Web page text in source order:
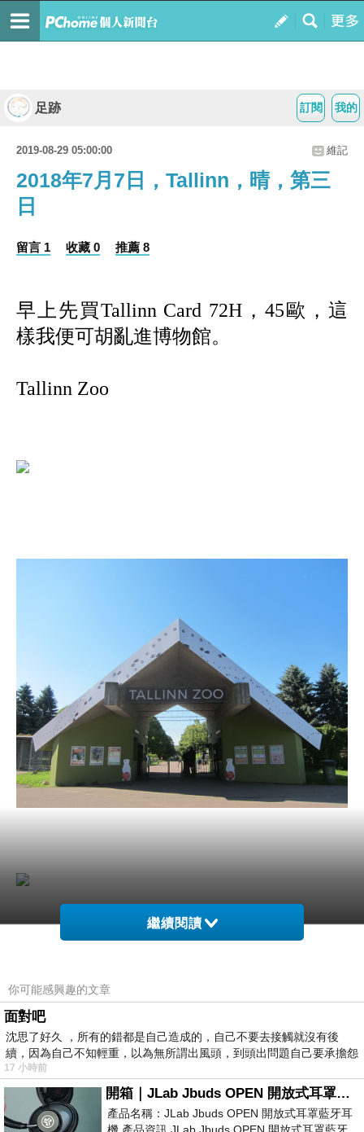
我的
訂閱
足跡
2019-08-29 05:00:00 維記
2018年7月7日，Tallinn，晴，第三
日
留言 1 收藏 0 推薦 8
早上先買Tallinn Card 72H，45歐，這
樣我便可胡亂進博物館。
Tallinn Zoo
繼續閱讀
你可能感興趣的文章
面對吧
沈思了好久 ，所有的錯都是自己造成的，自己不要去接觸就沒有後
續，因為自己不知輕重，以為無所謂出風頭，到頭出問題自己要承擔怨
不
17 小時前
開箱｜JLab Jbuds OPEN 開放式耳罩藍牙耳機 - 設計美學，輕巧、透氣、環境音全物理達成！
產品名稱：JLab Jbuds OPEN 開放式耳罩藍牙耳